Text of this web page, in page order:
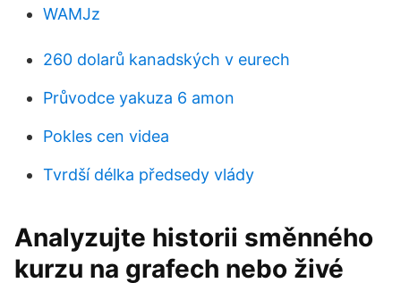
WAMJz
260 dolarů kanadských v eurech
Průvodce yakuza 6 amon
Pokles cen videa
Tvrdší délka předsedy vlády
Analyzujte historii směnného
kurzu na grafech nebo živé